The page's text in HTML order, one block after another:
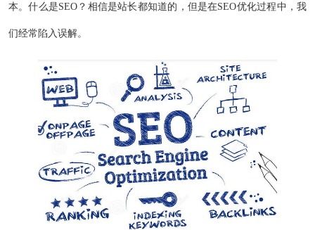
本。什么是SEO？相信是站长都知道的，但是在SEO优化过程中，我
们经常陷入误解。